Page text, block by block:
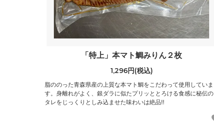
「特上」本マト鯛みりん２枚
1,296円(税込)
脂ののった青森県産の上質な本マト鯛をこだわって使用していま
す。身離れがよく、銀ダラに似たプリッととろける食感に秘伝の
タレをじっくりとしみ込ませた味わいは絶品‼